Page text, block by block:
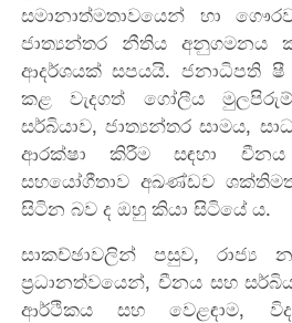
සමානාත්මතාවයෙන් හා
ජාත්‍යන්තර නීතිය අනුගමනය
ආදර්ශයක් සපයයි. ජනාධිපති ෂී
කළ වැදගත් ගෝලීය
සර්බියාව, ජාත්‍යන්තර සාමය,
ආරක්ෂා කිරීම සඳහා චීනය
සහයෝගීතාව අඛණ්ඩව
සිටින බව ද ඔහු කියා සිටියේ ය.
සාකච්ඡාවලින් පසුව, රාජ්‍ය
ප්‍රධානත්වයෙන්, චීනය සහ
ආර්ථිකය සහ වෙළඳාම,